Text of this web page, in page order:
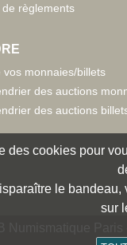
de règlements
vos monnaies/billets
des auctions
des auctions
Numismatique
des cookies pour
le
sur